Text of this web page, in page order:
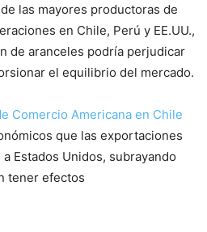
las mayores productoras de
en Chile, Perú y EE.UU.,
de aranceles podría perjudicar
el equilibrio del mercado.
Comercio Americana en Chile
que las exportaciones
Estados Unidos, subrayando
tener efectos